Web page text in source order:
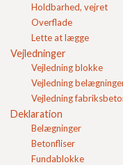
Holdbarhed, vejret
Overflade
Lette at lægge
Vejledninger
Vejledning blokke
Vejledning
Vejledning
Deklaration
Belægninger
Betonfliser
Fundablokke
Inspiration
Previous
Image